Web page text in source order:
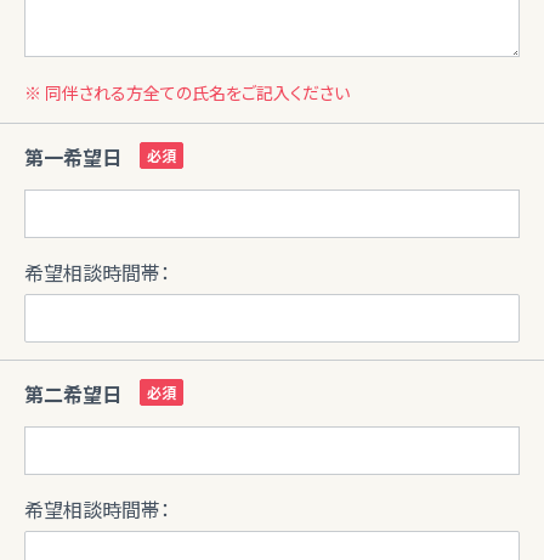
※ 同伴される方全ての氏名をご記入ください
第一希望日
希望相談時間帯：
第二希望日
希望相談時間帯：